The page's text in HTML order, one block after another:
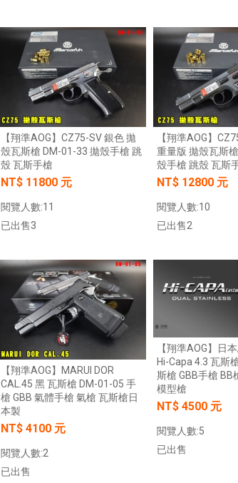
HK33 GBBR 瓦斯長槍 D-VF2-LHK33
【翔準AOG】CZ75-SV 銀色 拋
殼瓦斯槍 DM-01-33 拋殼手槍 跳
殼 瓦斯手槍
NT$ 11800 元
閱覽人數:11
已出售3
加入購物車
【翔準AOG】
重量版 拋殼瓦斯
殼手槍 跳殼 瓦斯
NT$ 12800 元
閱覽人數:10
已出售2
【翔準AOG】MARUI DOR
CAL.45 黑 瓦斯槍 DM-01-05 手
槍 GBB 氣體手槍 氣槍 瓦斯槍日
本製
NT$ 4100 元
閱覽人數:2
已出售
【翔準AOG】日
Hi-Capa 4.3 瓦斯
斯槍 GBB手槍 BB
模型槍
NT$ 4500 元
閱覽人數:5
已出售